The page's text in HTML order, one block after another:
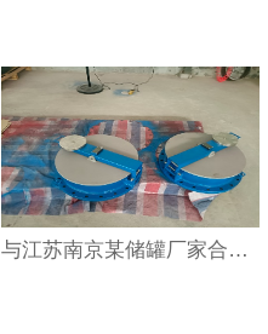
与江苏南京某储罐厂家合作案例